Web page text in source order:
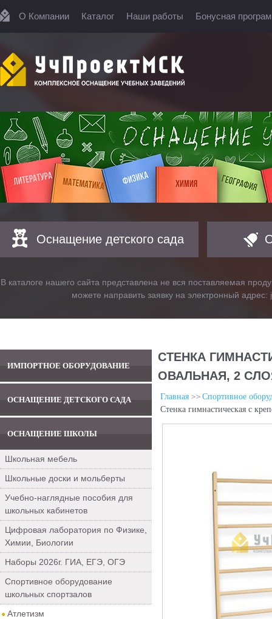
О Компании Каталог Наши работы Бонусная
Оснащение детского сада
В каталоге нашего сайта представлена не вся поставляемая
можете направить заявку на электронный адрес:
ИМПОРТНОЕ ОБОРУДОВАНИЕ
ОСНАЩЕНИЕ ДЕТСКОГО САДА
ОСНАЩЕНИЕ ШКОЛЫ
Школьная мебель
Школьные доски и мольберты
Учебно-наглядные пособия для
школьных кабинетов
Цифровая лаборатория по Физике,
Химии, Биологии
Наборы 2026г. ГИА, ЕГЭ, ОГЭ
Спортивное оборудование
школьных спортзалов
Атлетизм
СТЕНКА
ОВАЛЬНАЯ, 2
Главная
Спортивное
Стенка гимнастическая с